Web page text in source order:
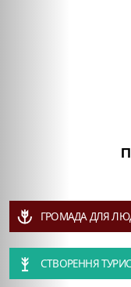
ГРОМАДА ДЛЯ
СТВОРЕННЯ